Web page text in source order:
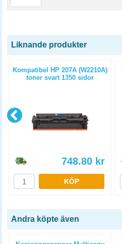
Liknande produkter
Kompatibel HP 207A (W2210A)
toner svart 1350 sidor
748.80 kr
KÖP
Andra köpte även